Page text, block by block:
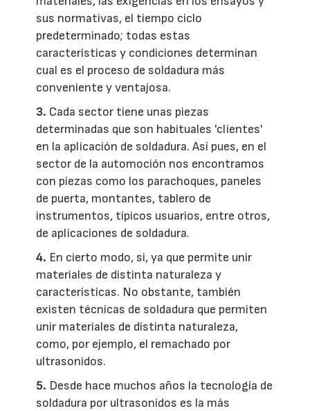
sus normativas, el tiempo ciclo
predeterminado; todas estas
características y condiciones determinan
cual es el proceso de soldadura más
conveniente y ventajosa.
3. Cada sector tiene unas piezas
determinadas que son habituales 'clientes'
en la aplicación de soldadura. Así pues, en el
sector de la automoción nos encontramos
con piezas como los parachoques, paneles
de puerta, montantes, tablero de
instrumentos, típicos usuarios, entre otros,
de aplicaciones de soldadura.
4. En cierto modo, si, ya que permite unir
materiales de distinta naturaleza y
características. No obstante, también
existen técnicas de soldadura que permiten
unir materiales de distinta naturaleza,
como, por ejemplo, el remachado por
ultrasonidos.
5. Desde hace muchos años la tecnología de
soldadura por ultrasonidos es la más